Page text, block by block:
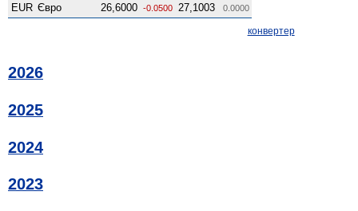
EUR Євро 26,6000 -0.0500 27,1003 0.0000
конвертер
2026
2025
2024
2023